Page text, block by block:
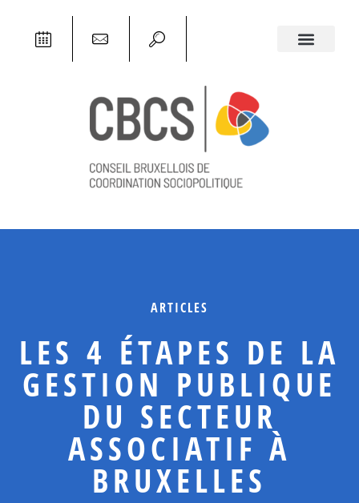
ARTICLES
LES 4 ÉTAPES DE LA
GESTION PUBLIQUE
DU SECTEUR
ASSOCIATIF À
BRUXELLES